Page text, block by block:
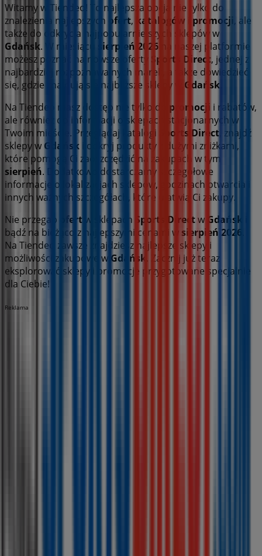
Witamy w Tiendeo! To najlepsza opcja nie tylko do
znalezienia najlepszych ofert, katalogów promocji , ale
także do odkrycia najpopularniejszych sklepów w
Gdańsk. W miesiącu sierpień 2026 na naszej platformie
możesz poznać najnowsze oferty
Sports Direct, jednej z
najbardziej rozpoznawalnych marek, a także dowiedzieć
się, gdzie znajdują się najbliższe sklepy w Gdańsk
Na Tiendeo masz dostęp nie tylko do promocji i rabatów,
ale również do informacji o sklepach stacjonarnych w
Twoim mieście. Przeglądaj katalogi
Sports Direct , znajdź
sklepy w Gdańsk i odkryj produkty z dużymi zniżkami,
które pomogą Ci zaoszczędzić na zakupach w tym
sierpień. Dodatkowo dostarczamy szczegółowe
informacje o lokalizacjach sklepów, godzinach otwarcia i
innych ważnych szczegółach, które ułatwią Ci zakupy.
Nie przegap
ofert w sklepach Sports Directw Gdańsk
bądź na bieżąco z najlepszymi cenami w sierpień 2026
Na Tiendeo zawsze znajdziesz najlepsze sklepy i
możliwości zakupowe w Gdańsk . Zacznij już teraz
eksplorować sklepy i promocje przygotowane specjalnie
dla Ciebie!
Reklama